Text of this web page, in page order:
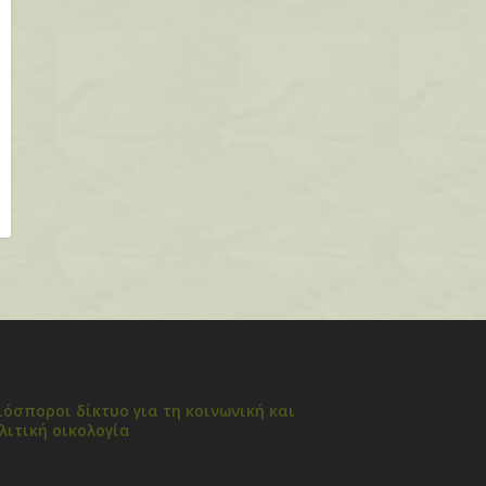
δίκτυο για τη κοινωνική και
οικολογία